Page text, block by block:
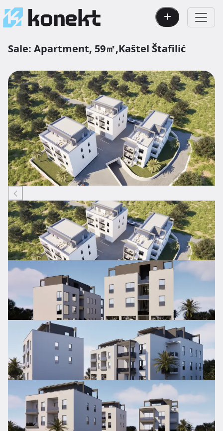
Sale: Apartment, 59㎡,Kaštel Štafilić